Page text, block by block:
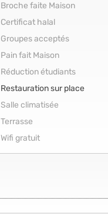
Broche faite Maison
Certificat halal
Groupes acceptés
Pain fait Maison
Réduction étudiants
Restauration sur place
Salle climatisée
Terrasse
Wifi gratuit